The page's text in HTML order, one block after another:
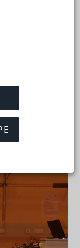
giro del tobillo
en
demostrado.